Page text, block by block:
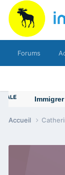
Forums
Immigrer
Accueil